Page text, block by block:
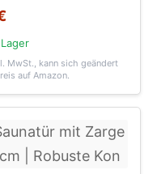
MwSt., kann sich geändert
auf Amazon.